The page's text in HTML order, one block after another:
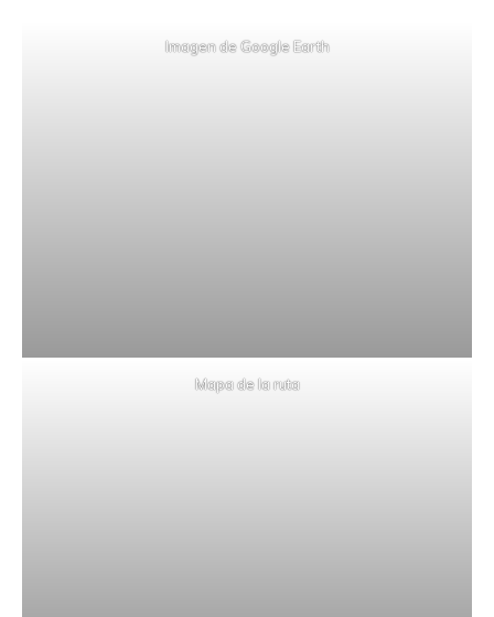
Imagen de Google Earth
Mapa de la ruta